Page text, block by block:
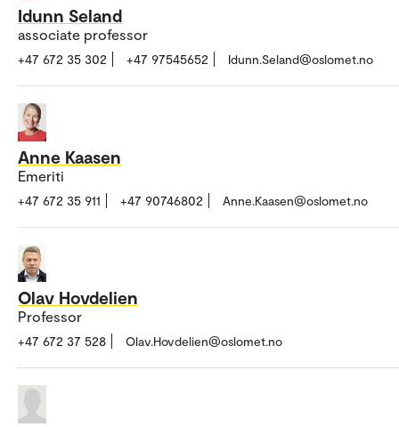
Idunn Seland
associate professor
+47 672 35 302 +47 97545652 Idunn.Seland@oslomet.no
Anne Kaasen
Emeriti
+47 672 35 911 +47 90746802 Anne.Kaasen@oslomet.no
Olav Hovdelien
Professor
+47 672 37 528 Olav.Hovdelien@oslomet.no